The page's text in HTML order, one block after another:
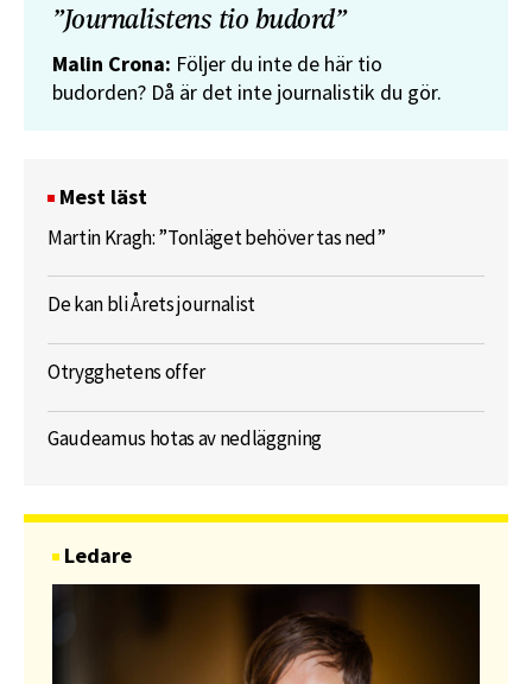
”Journalistens tio budord”
Malin Crona: Följer du inte de här tio
budorden? Då är det inte journalistik du gör.
Mest läst
Martin Kragh: ”Tonläget behöver tas ned”
De kan bli Årets journalist
Otrygghetens offer
Gaudeamus hotas av nedläggning
Ledare